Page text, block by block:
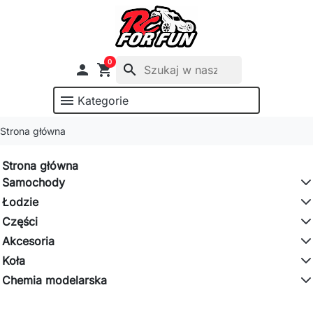
 shopping_cart
0
search
menu Kategorie
Strona główna
Strona główna
Samochody
Łodzie
Części
Akcesoria
Koła
Chemia modelarska